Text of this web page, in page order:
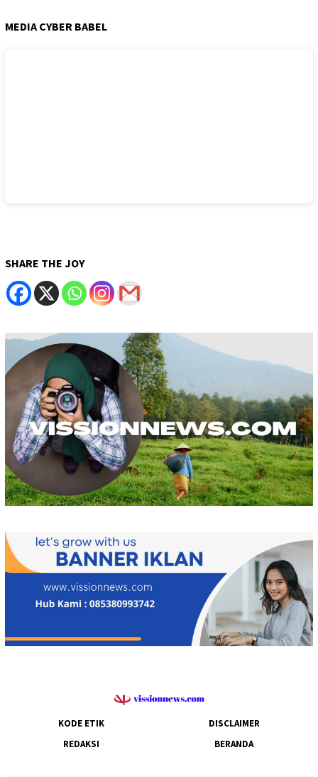
MEDIA CYBER BABEL
SHARE THE JOY
KODE ETIK
DISCLAIMER
REDAKSI
BERANDA